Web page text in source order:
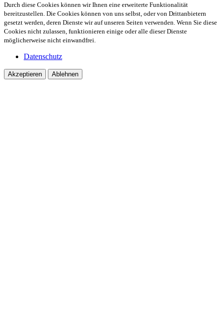
Durch diese Cookies können wir Ihnen eine erweiterte Funktionalität
bereitzustellen. Die Cookies können von uns selbst, oder von Drittanbietern
gesetzt werden, deren Dienste wir auf unseren Seiten verwenden. Wenn Sie diese
Cookies nicht zulassen, funktionieren einige oder alle dieser Dienste
möglicherweise nicht einwandfrei.
Datenschutz
Akzeptieren Ablehnen